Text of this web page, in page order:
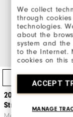
We collect
through
technologies.
about the
system and
to the Internet.
cookies on this
ACCEPT
MANAGE
2026 U.S. Open
Stripe Polo